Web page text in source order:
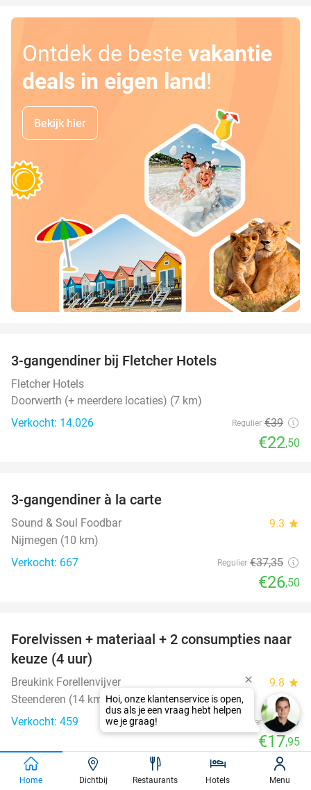
Ontdek de beste vakantie
deals in eigen land!
Bekijk hier
3-gangendiner bij Fletcher Hotels
Fletcher Hotels
Doorwerth (+ meerdere locaties) (7 km)
Verkocht: 14.026
Regulier €39
€22,50
3-gangendiner à la carte
Sound & Soul Foodbar 9.3 star
Nijmegen (10 km)
Verkocht: 667
Regulier €37,35
€26,50
50%
Forelvissen + materiaal + 2 consumpties naar
keuze (4 uur)
Breukink Forellenvijver 9.8 star
Steenderen (14 km)
Verkocht: 459
Regulier €36
€17,95
favorite_border
Home Dichtbij Restaurants Hotels Menu